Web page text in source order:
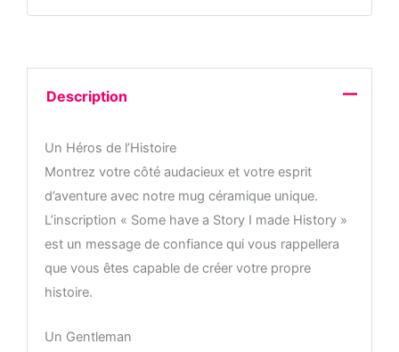
Description
Un Héros de l’Histoire
Montrez votre côté audacieux et votre esprit
d’aventure avec notre mug céramique unique.
L’inscription « Some have a Story I made History »
est un message de confiance qui vous rappellera
que vous êtes capable de créer votre propre
histoire.
Un Gentleman